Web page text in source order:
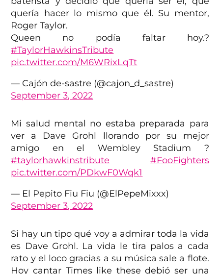
quería hacer lo mismo que él. Su mentor,
Roger Taylor.
Queen no podía faltar hoy.?
#TaylorHawkinsTribute
pic.twitter.com/M6WRixLqTt
— Cajón de-sastre (@cajon_d_sastre)
September 3, 2022
Mi salud mental no estaba preparada para
ver a Dave Grohl llorando por su mejor
amigo en el Wembley Stadium ?
#taylorhawkinstribute
#FooFighters
pic.twitter.com/PDkwF0Wqk1
— El Pepito Fiu Fiu (@ElPepeMixxx)
September 3, 2022
Si hay un tipo qué voy a admirar toda la vida
es Dave Grohl. La vida le tira palos a cada
rato y el loco gracias a su música sale a flote.
Hoy cantar Times like these debió ser una